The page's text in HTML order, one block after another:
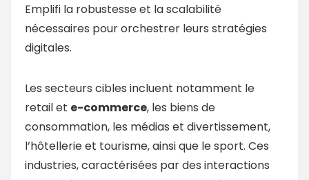
Emplifi la robustesse et la scalabilité
nécessaires pour orchestrer leurs stratégies
digitales.
Les secteurs cibles incluent notamment le
retail et e-commerce, les biens de
consommation, les médias et divertissement,
l’hôtellerie et tourisme, ainsi que le sport. Ces
industries, caractérisées par des interactions